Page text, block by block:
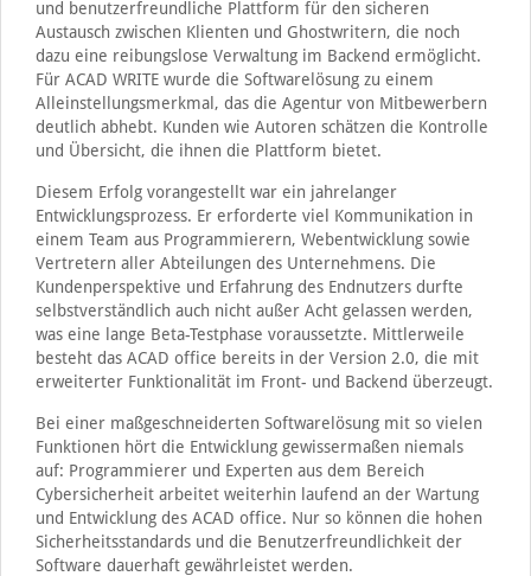
und benutzerfreundliche Plattform für den sicheren
Austausch zwischen Klienten und Ghostwritern, die noch
dazu eine reibungslose Verwaltung im Backend ermöglicht.
Für ACAD WRITE wurde die Softwarelösung zu einem
Alleinstellungsmerkmal, das die Agentur von Mitbewerbern
deutlich abhebt. Kunden wie Autoren schätzen die Kontrolle
und Übersicht, die ihnen die Plattform bietet.
Diesem Erfolg vorangestellt war ein jahrelanger
Entwicklungsprozess. Er erforderte viel Kommunikation in
einem Team aus Programmierern, Webentwicklung sowie
Vertretern aller Abteilungen des Unternehmens. Die
Kundenperspektive und Erfahrung des Endnutzers durfte
selbstverständlich auch nicht außer Acht gelassen werden,
was eine lange Beta-Testphase voraussetzte. Mittlerweile
besteht das ACAD office bereits in der Version 2.0, die mit
erweiterter Funktionalität im Front- und Backend überzeugt.
Bei einer maßgeschneiderten Softwarelösung mit so vielen
Funktionen hört die Entwicklung gewissermaßen niemals
auf: Programmierer und Experten aus dem Bereich
Cybersicherheit arbeitet weiterhin laufend an der Wartung
und Entwicklung des ACAD office. Nur so können die hohen
Sicherheitsstandards und die Benutzerfreundlichkeit der
Software dauerhaft gewährleistet werden.